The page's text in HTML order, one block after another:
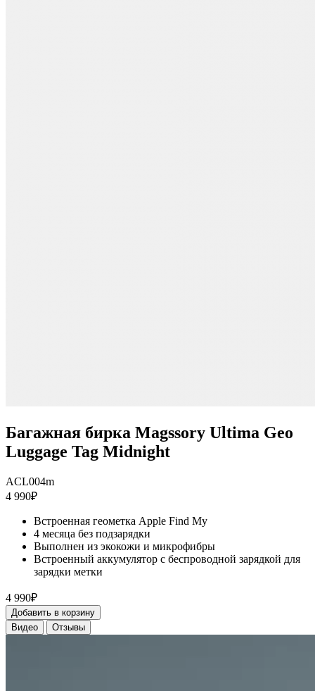
Багажная бирка Magssory Ultima Geo
Luggage Tag Midnight
ACL004m
4 990₽
Встроенная геометка Apple Find My
4 месяца без подзарядки
Выполнен из экокожи и микрофибры
Встроенный аккумулятор с беспроводной зарядкой для
зарядки метки
4 990₽
Добавить в корзину
Видео
Отзывы